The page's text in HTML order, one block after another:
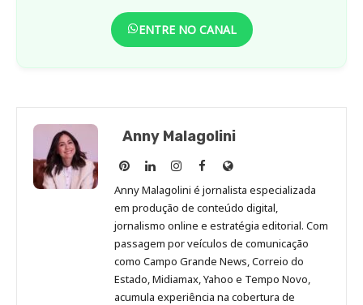
ENTRE NO CANAL
Anny Malagolini
Anny
Malagolini
no
Pinterest
Anny
Malagolini
no
LinkedIn
Anny
Malagolini
no
Instagram
Anny
Malagolini
no
Facebook
Site
de
Anny
Malagolini
Anny Malagolini é jornalista especializada
em produção de conteúdo digital,
jornalismo online e estratégia editorial. Com
passagem por veículos de comunicação
como Campo Grande News, Correio do
Estado, Midiamax, Yahoo e Tempo Novo,
acumula experiência na cobertura de